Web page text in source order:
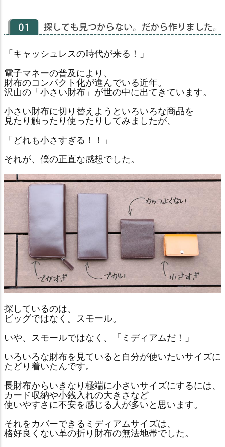
「キャッシュレスの時代が来る！」
電子マネーの普及により、
財布のコンパクト化が進んでいる近年。
沢山の「小さい財布」が世の中に出てきています。
小さい財布に切り替えようといろいろな商品を
見たり触ったり使ったりしてみましたが、
「どれも小さすぎる！！」
それが、僕の正直な感想でした。
探しているのは、
ビッグではなく。スモール。
いや、スモールではなく、「ミディアムだ！」
いろいろな財布を見ていると自分が使いたいサイズに
たどり着いたんです。
長財布からいきなり極端に小さいサイズにするには、
カード収納や小銭入れの大きさなど
使いやすさに不安を感じる人が多いと思います。
それをカバーできるミディアムサイズは、
格好良くない革の折り財布の無法地帯でした。